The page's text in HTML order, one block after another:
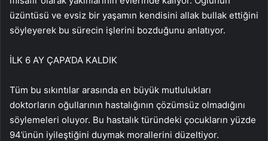
üzüntüsü ve evsiz bir yaşamın kendisini allak bullak ettiğini
söyleyerek bu sürecin işlerini bozduğunu anlatıyor.
İLK 6 AY ÇAPA’DA KALDIK
Tüm bu sıkıntılar arasında en büyük mutlulukları
doktorların oğullarının hastalığının çözümsüz olmadığını
söylemeleri oluyor. Bu hastalık türündeki çocukların yüzde
94’ünün iyileştiğini duymak morallerini düzeltiyor.